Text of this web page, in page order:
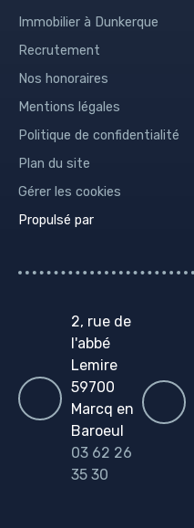
Immobilier à Dunkerque
Recrutement
Nos honoraires
Mentions légales
Politique de confidentialité
Plan du site
Gérer les cookies
Propulsé par
2, rue de
l'abbé
Lemire
59700
Marcq en
Baroeul
03 62 26
35 30